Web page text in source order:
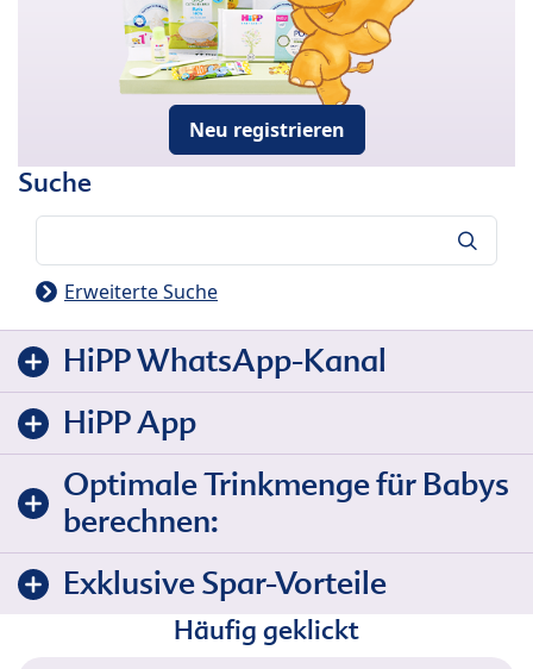
Neu registrieren
Suche
Erweiterte Suche
HiPP WhatsApp-Kanal
HiPP App
Optimale Trinkmenge für Babys
berechnen:
Exklusive Spar-Vorteile
Häufig geklickt